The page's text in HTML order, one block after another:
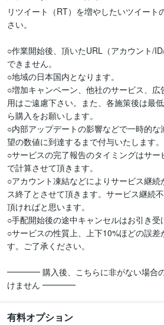
リツイート（RT）を増やしたいツイート
さい。
○作業開始後、頂いたURL（アカウント/
できません。
○地域の日本国内となります。
○増加キャンペーン、他社のサービス、
用はご遠慮下さい。また、各施策後は最
ら購入をお願いします。
○内部アップデートの影響などで一時的
望の数値に到達するまで付与いたします。
○サービスの完了報告のタイミングはサー
で計算させて頂きます。
○アカウント凍結などによりサービス継
ス終了とさせて頂きます。サービス継続
頂ければと思います。
○手配開始後の途中キャンセルはお引き受
○サービスの性質上、上下10%ほどの誤差
す。ご了承ください。
━━━━ 購入後、こちらに非がない場合
けません ━━━━
有料オプション